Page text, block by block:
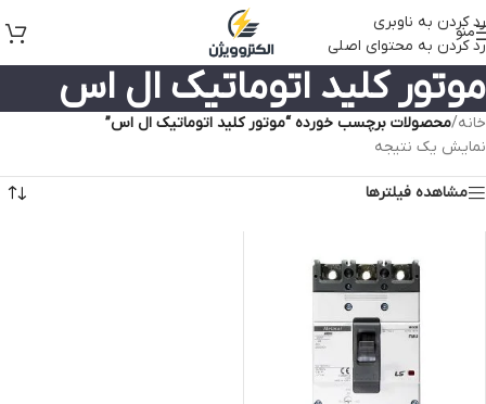
رد کردن به ناوبری
رد کردن به محتوای اصلی
منو
موتور کلید اتوماتیک ال اس
خانه/محصولات برچسب خورده “موتور کلید اتوماتیک ال اس”
نمایش یک نتیجه
مشاهده فیلترها